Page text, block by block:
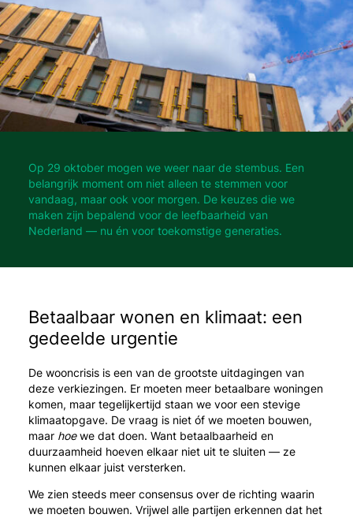
Op 29 oktober mogen we weer naar de stembus. Een
belangrijk moment om niet alleen te stemmen voor
vandaag, maar ook voor morgen. De keuzes die we
maken zijn bepalend voor de leefbaarheid van
Nederland — nu én voor toekomstige generaties.
Betaalbaar wonen en klimaat: een
gedeelde urgentie
De wooncrisis is een van de grootste uitdagingen van
deze verkiezingen. Er moeten meer betaalbare woningen
komen, maar tegelijkertijd staan we voor een stevige
klimaatopgave. De vraag is niet óf we moeten bouwen,
maar hoewe dat doen. Want betaalbaarheid en
duurzaamheid hoeven elkaar niet uit te sluiten — ze
kunnen elkaar juist versterken.
We zien steeds meer consensus over de richting waarin
we moeten bouwen. Vrijwel alle partijen erkennen dat het